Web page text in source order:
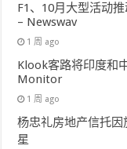
F1、10月大型活动
– Newswav
1 周 ago
Klook客路将印度和
Monitor
1 周 ago
杨忠礼房地产信托
星